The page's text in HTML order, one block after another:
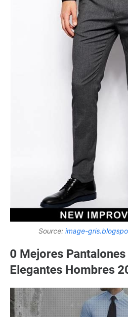
Source: image-
0 Mejores Pantalones
Elegantes Hombres